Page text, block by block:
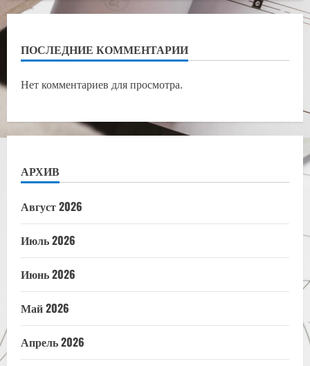
ПОСЛЕДНИЕ КОММЕНТАРИИ
Нет комментариев для просмотра.
АРХИВ
Август 2026
Июль 2026
Июнь 2026
Май 2026
Апрель 2026